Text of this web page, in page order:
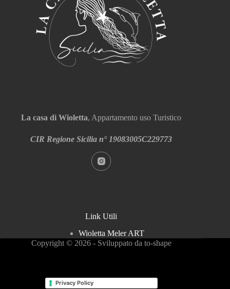
La casa di Wioletta, Appartamento uso Turistico
CIR Regione Sicilia n° 19083005C229773
Link Utili
Wioletta Meler ART
Copyright © 2026 - Sviluppato da to-shape
Privacy Policy